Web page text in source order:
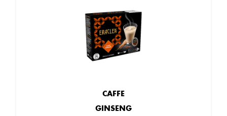
CAFFE
GINSENG